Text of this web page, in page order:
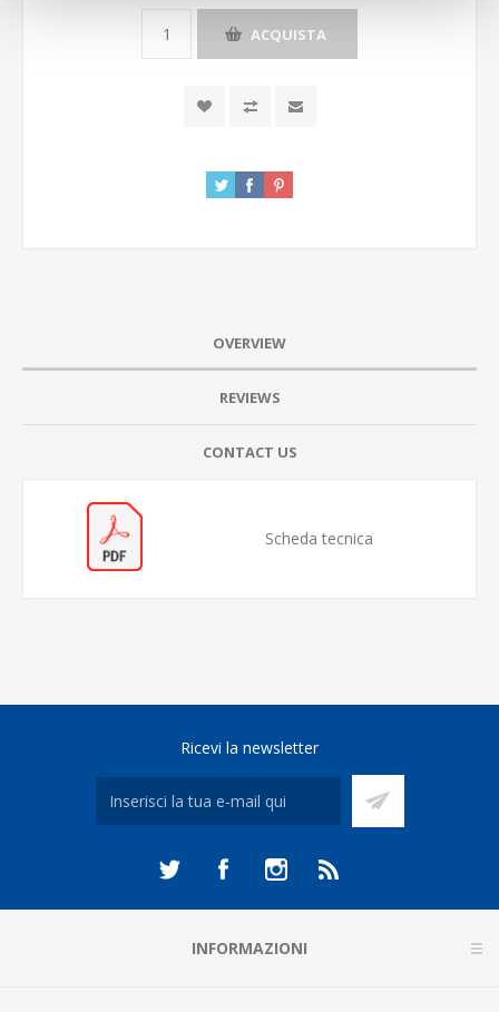
ACQUISTA
OVERVIEW
REVIEWS
CONTACT US
Scheda tecnica
Ricevi la newsletter
INFORMAZIONI